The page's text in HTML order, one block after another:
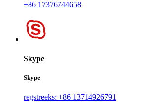
+86 17376744658
Skype
Skype
regstreeks: +86 13714926791